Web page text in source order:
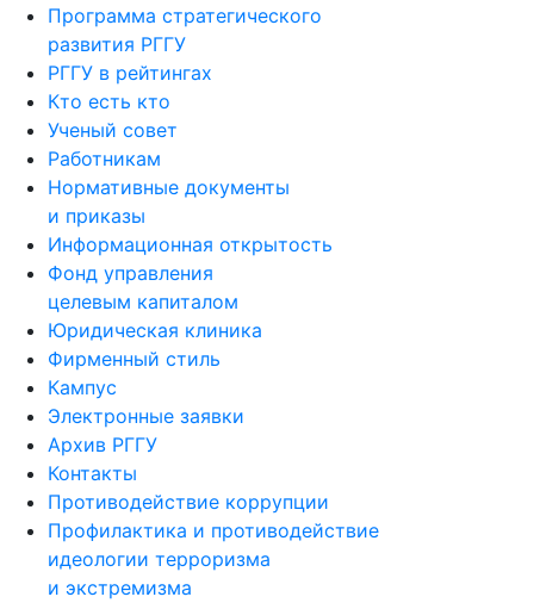
Программа стратегического
развития РГГУ
РГГУ в рейтингах
Кто есть кто
Ученый совет
Работникам
Нормативные документы
и приказы
Информационная открытость
Фонд управления
целевым капиталом
Юридическая клиника
Фирменный стиль
Кампус
Электронные заявки
Архив РГГУ
Контакты
Противодействие коррупции
Профилактика и противодействие
идеологии терроризма
и экстремизма